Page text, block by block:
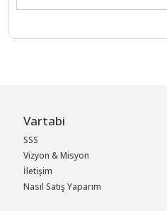
Vartabi
SSS
Vizyon & Misyon
İletişim
Nasıl Satış Yaparım